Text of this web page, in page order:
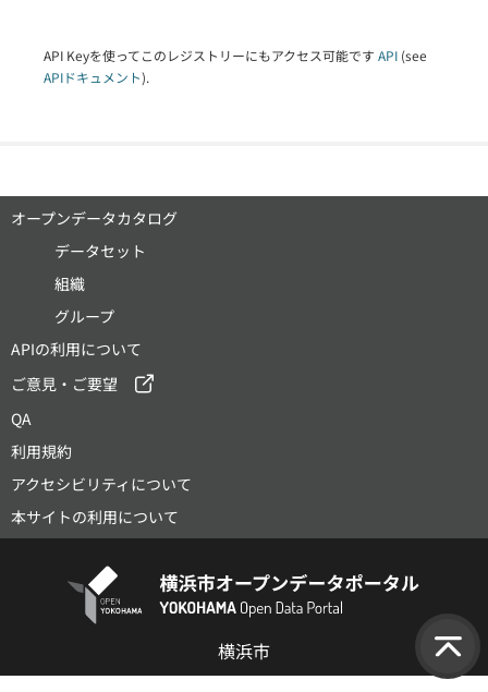
API Keyを使ってこのレジストリーにもアクセス可能です API (see
APIドキュメント).
オープンデータカタログ
データセット
組織
グループ
APIの利用について
ご意見・ご要望
QA
利用規約
アクセシビリティについて
本サイトの利用について
横浜市